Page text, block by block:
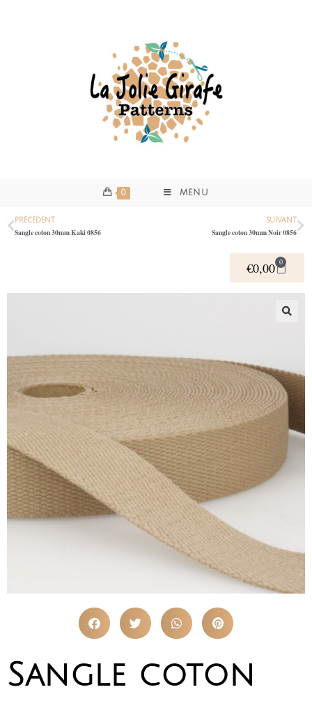
0 MENU
PRÉCÉDENT
Sangle coton 30mm Kaki 0856
SUIVANT
Sangle coton 30mm Noir 0856
€0,00 0
Sangle coton